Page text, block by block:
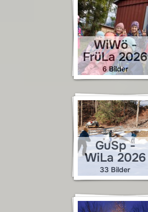
WiWö -
FrüLa 2026
6 Bilder
GuSp -
WiLa 2026
33 Bilder